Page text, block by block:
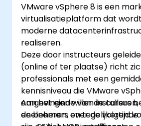
VMware vSphere 8 is een
virtualisatieplatform dat
moderne
realiseren.
Deze door instructeurs
(online of ter plaatse) richt
professionals met een
kennisniveau die VMware
omgevingen willen
en beheren, en tegelijkertijd
Aan het einde van de cursus
deelnemers over de